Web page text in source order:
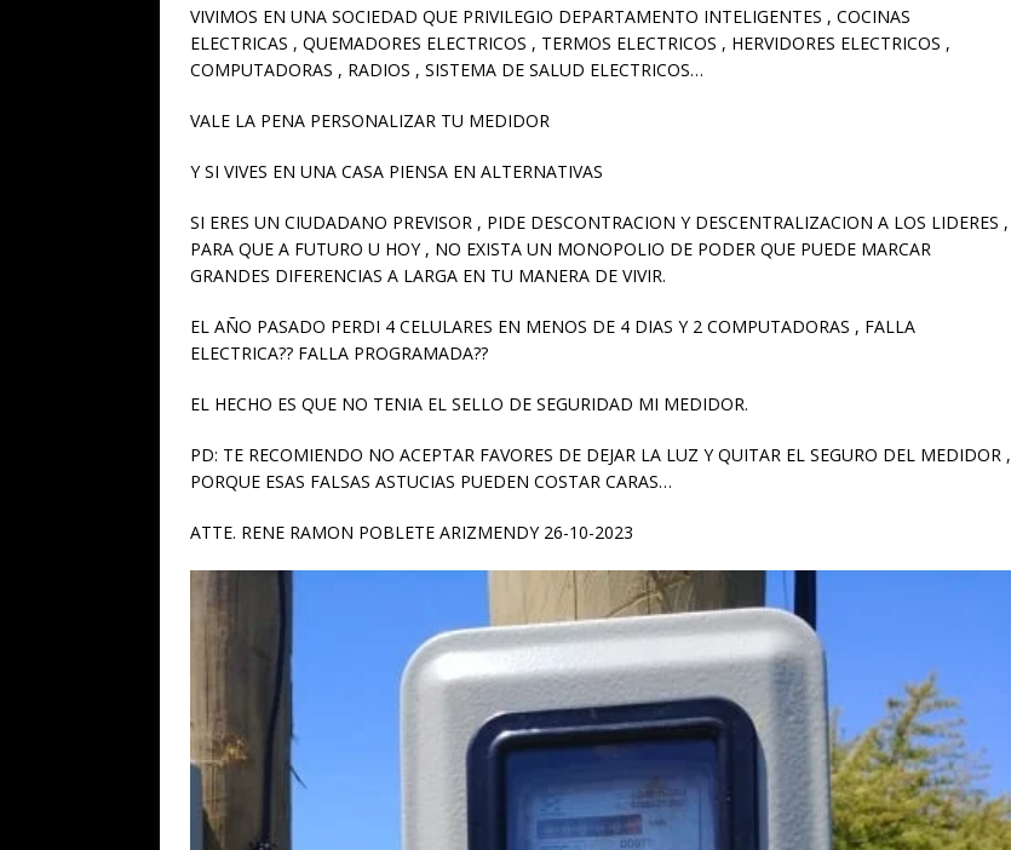
VIVIMOS EN UNA SOCIEDAD QUE PRIVILEGIO DEPARTAMENTO INTELIGENTES , COCINAS
ELECTRICAS , QUEMADORES ELECTRICOS , TERMOS ELECTRICOS , HERVIDORES ELECTRICOS ,
COMPUTADORAS , RADIOS , SISTEMA DE SALUD ELECTRICOS…
VALE LA PENA PERSONALIZAR TU MEDIDOR
Y SI VIVES EN UNA CASA PIENSA EN ALTERNATIVAS
SI ERES UN CIUDADANO PREVISOR , PIDE DESCONTRACION Y DESCENTRALIZACION A LOS LIDERES ,
PARA QUE A FUTURO U HOY , NO EXISTA UN MONOPOLIO DE PODER QUE PUEDE MARCAR
GRANDES DIFERENCIAS A LARGA EN TU MANERA DE VIVIR.
EL AÑO PASADO PERDI 4 CELULARES EN MENOS DE 4 DIAS Y 2 COMPUTADORAS , FALLA
ELECTRICA?? FALLA PROGRAMADA??
EL HECHO ES QUE NO TENIA EL SELLO DE SEGURIDAD MI MEDIDOR.
PD: TE RECOMIENDO NO ACEPTAR FAVORES DE DEJAR LA LUZ Y QUITAR EL SEGURO DEL MEDIDOR ,
PORQUE ESAS FALSAS ASTUCIAS PUEDEN COSTAR CARAS…
ATTE. RENE RAMON POBLETE ARIZMENDY 26-10-2023